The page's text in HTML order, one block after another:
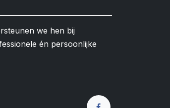
we hen bij
én persoonlijke